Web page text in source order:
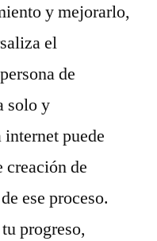
y mejorarlo,
el
de
solo y
puede
creación de
ese proceso.
progreso,